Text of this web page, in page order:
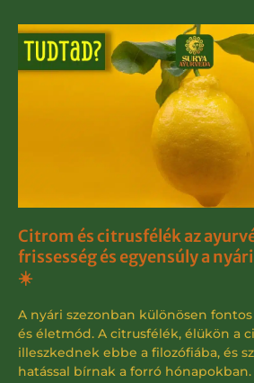
Citrom és citrusfélék az
frissesség és egyensúly a
☀️
A nyári szezonban különösen
és életmód. A citrusfélék, élükön a
illeszkednek ebbe a filozófiába, és
hatással bírnak a forró hónapokban.